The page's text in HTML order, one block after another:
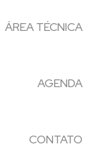
ÁREA TÉCNICA
AGENDA
CONTATO